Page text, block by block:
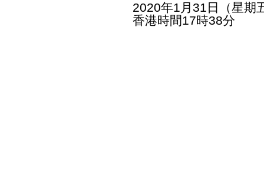
2020年1月31日（星期
香港時間17時38分